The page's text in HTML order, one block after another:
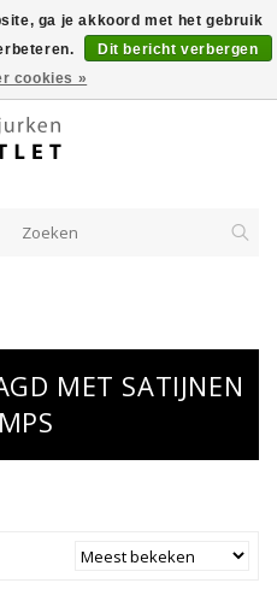
MET SATIJNEN
ga je akkoord met het gebruik
Dit bericht verbergen
cookies »